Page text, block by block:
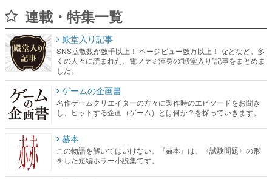
連載・特集一覧
殿堂入り記事
SNS拡散数が数千以上！ ページビュー数万以上！ などなど。多
くの人々に読まれた、電ファミ渾身の“殿堂入り”記事をまとめま
した。
ゲームの企画書
名作ゲームクリエイターの方々に製作時のエピソードをお聞き
し、ヒットする企画（ゲーム）とは何か？を探っていきます。
赫本
この物語を解いてはいけない。『赫本』は、〈試験問題〉の形
をした短編ホラー小説集です。